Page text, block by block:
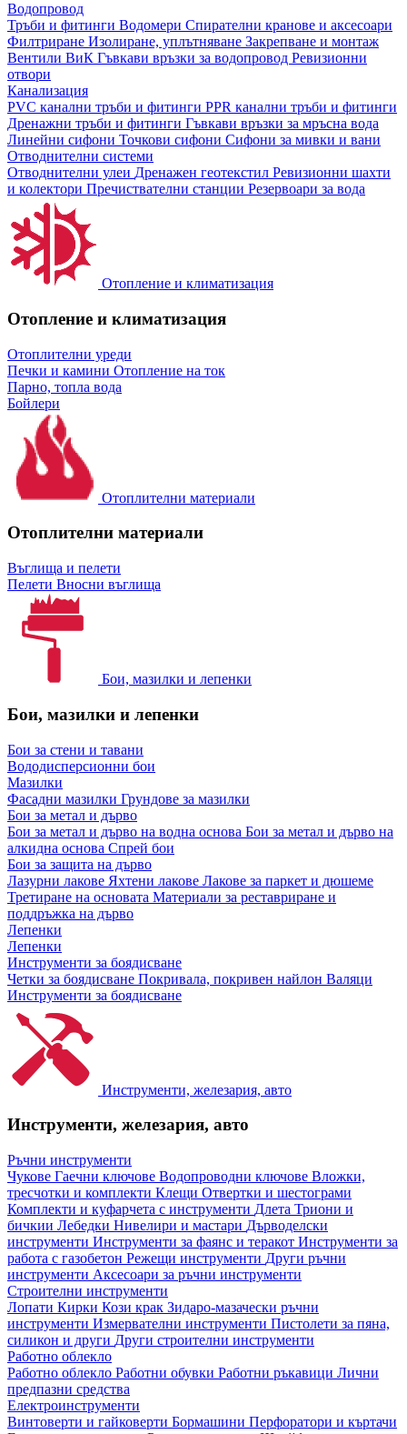
Водопровод
Тръби и фитинги Водомери Спирателни кранове и аксесоари
Филтриране Изолиране, уплътняване Закрепване и монтаж
Вентили ВиК Гъвкави връзки за водопровод Ревизионни
отвори
Канализация
PVC канални тръби и фитинги PPR канални тръби и фитинги
Дренажни тръби и фитинги Гъвкави връзки за мръсна вода
Линейни сифони Точкови сифони Сифони за мивки и вани
Отводнителни системи
Отводнителни улеи Дренажен геотекстил Ревизионни шахти
и колектори Пречиствателни станции Резервоари за вода
Отопление и климатизация
Отопление и климатизация
Отоплителни уреди
Печки и камини Отопление на ток
Парно, топла вода
Бойлери
Отоплителни материали
Отоплителни материали
Въглища и пелети
Пелети Вносни въглища
Бои, мазилки и лепенки
Бои, мазилки и лепенки
Бои за стени и тавани
Вододисперсионни бои
Мазилки
Фасадни мазилки Грундове за мазилки
Бои за метал и дърво
Бои за метал и дърво на водна основа Бои за метал и дърво на
алкидна основа Спрей бои
Бои за защита на дърво
Лазурни лакове Яхтени лакове Лакове за паркет и дюшеме
Третиране на основата Материали за реставриране и
поддръжка на дърво
Лепенки
Лепенки
Инструменти за боядисване
Четки за боядисване Покривала, покривен найлон Валяци
Инструменти за боядисване
Инструменти, железария, авто
Инструменти, железария, авто
Ръчни инструменти
Чукове Гаечни ключове Водопроводни ключове Вложки,
тресчотки и комплекти Клещи Отвертки и шестограми
Комплекти и куфарчета с инструменти Длета Триони и
бичкии Лебедки Нивелири и мастари Дърводелски
инструменти Инструменти за фаянс и теракот Инструменти за
работа с газобетон Режещи инструменти Други ръчни
инструменти Аксесоари за ръчни инструменти
Строителни инструменти
Лопати Кирки Кози крак Зидаро-мазачески ръчни
инструменти Измервателни инструменти Пистолети за пяна,
силикон и други Други строителни инструменти
Работно облекло
Работно облекло Работни обувки Работни ръкавици Лични
предпазни средства
Електроинструменти
Винтоверти и гайковерти Бормашини Перфоратори и къртачи